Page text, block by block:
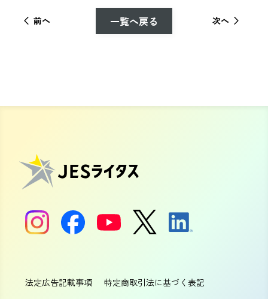
前へ 一覧へ戻る 次へ
法定広告記載事項 特定商取引法に基づく表記